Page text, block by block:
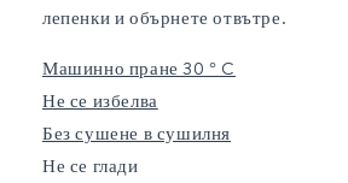
лепенки и обърнете отвътре.
Машинно пране 30 ° C
Не се избелва
Без сушене в сушилня
Не се глади